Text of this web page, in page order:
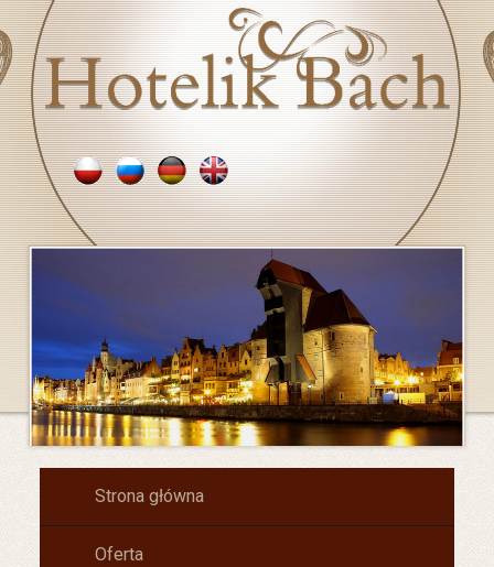
Strona główna
Oferta